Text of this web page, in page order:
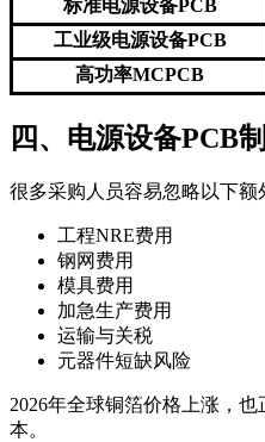
标准电源设备PCB
工业级电源设备PCB
高功率MCPCB
四、电源设备PCB
很多采购人员容易忽略以下额
工程NRE费用
钢网费用
模具费用
加急生产费用
运输与关税
元器件短缺风险
2026年全球铜箔价格上涨，
本。